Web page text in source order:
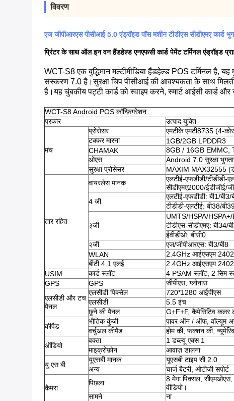
विवरण
एज जीपीआरएस पीसीआई 5.0 एंड्रॉइड पॉस मशीन टीडीएस सीडीएमए कार्ड
प्रिंटर के साथ ऑल इन वन हैंडहेल्ड एनएफसी कार्ड पेमेंट टर्मिनल एंड्रॉइड
WCT-S8 एक बुद्धिमान मल्टीमीडिया हैंडहेल्ड POS टर्मिनल है,
संस्करण 7.0 है।सुरक्षा चिप पीसीआई की आवश्यकता के साथ मिलती
है।यह चुंबकीय पट्टी कार्ड को स्वाइप करने, स्मार्ट आईसी कार्ड
WCT-S8 Android POS कॉन्फ़िगरेशन
प्रकार
उत्पाद युक्ति
मंच
प्रोसेसर
एमटीके एमटी8735 (4-
टक्कर मारना
1GB/2GB LPDDR3
CHAMAK
8GB / 16GB EMMC,
ओएस
Android 7.0 सुरक्षा
सुरक्षा प्रोसेसर
MAXIM MAX32555
तार रहित
वायरलेस मानक
एलटीई-एफडीडी/टीडीडी-
सीडीएमए2000/ईडीजीई/
4 जी
एलटीई-एफडीडी: बी1/बी3/
टीडीडी-एलटीई: बी38/
३जी
UMTS/HSPA/
टीडीएस-सीडीएमए: बी34/
ईवीडीओ: बीसी0
२जी
एज/जीपीआरएस: बी3/बी8
WLAN
2.4GHz आईएसएम 2402
बीटी 4.1 एलई
2.4GHz आईएसएम 2402
USIM
कार्ड स्लॉट
4 PSAM स्लॉट, 2 सिम
GPS
GPS
जीपीएस, ग्लोनास
एलसीडी और टच
पैनल
एलसीडी पिक्सेल
720*1280 आईपीएस
एलसीडी
5.5 इंच
छूने की पैनल
G+F+F, कैपेसिटिव कलर
कीपैड
भौतिक कुंजी
पावर ऑन / ऑफ, वॉल्यूम
वर्चुअल कीपैड
होम की, फंक्शन की,
ऑडियो
वक्ता
1 डब्ल्यू एक्स 1
माइक्रोफ़ोन
आवाज़ डालना
यु एस बी
यूएसबी मानक
यूएसबी टाइप सी 2.0
अन्य
चार्ज बैटरी, ओटीजी सपोर्ट
कैमरा
पिछला
8 मेगा पिक्सल, सीएमओएस,
वीडियो।
सामने
ना